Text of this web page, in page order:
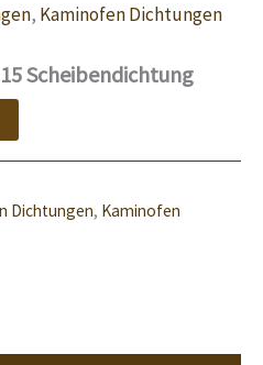
, Kaminofen Dichtungen
Scheibendichtung
Dichtungen, Kaminofen